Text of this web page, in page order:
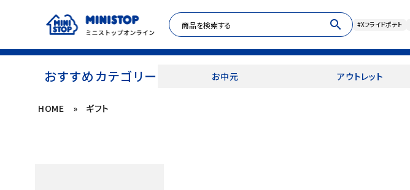
search #Xフライドポテト
おすすめカテゴリー お中元 アウトレット
ACCOUNT MENU
HOME » ギフト